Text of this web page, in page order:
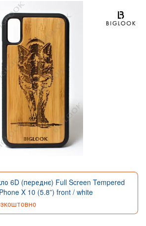
6D (переднє) Full Screen Tempered
X 10 (5.8”) front / white